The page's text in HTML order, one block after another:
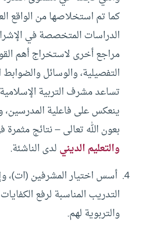
كما تم استخلاصها من الواقع
الدراسات المتخصصة في
مراجع أخرى لاستخراج أهم
التفصيلية، والوسائل والضوابط
تساعد مشرف التربية
ينعكس على فاعلية المدرسين،
بعون الله تعالى – نتائج مثمرة
والتعليم الدينيلدى الناشئة.
أسس اختيار المشرفين (ات)،
التدريب المناسبة لرفع الكفايات
والتربوية لهم.